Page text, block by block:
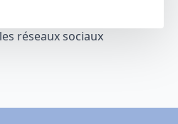
réseaux sociaux